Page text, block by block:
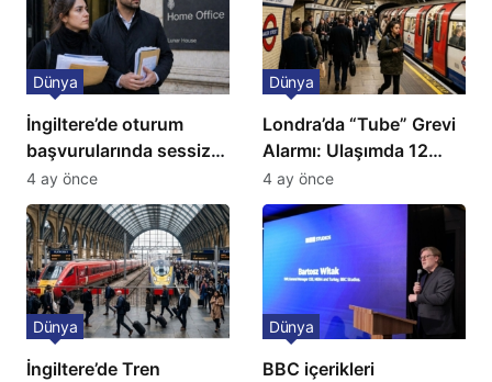
İngiltere’de oturum
başvurularında sessiz
kriz: Büyükelçilikten
açıklama!
Dünya
4 ay önce
Londra’da “Tube” Grevi
Alarmı: Ulaşımda 12
Günlük Kaos Kapıda
Dünya
4 ay önce
İngiltere’de Tren
Dünya
BBC içerikleri
Dünya